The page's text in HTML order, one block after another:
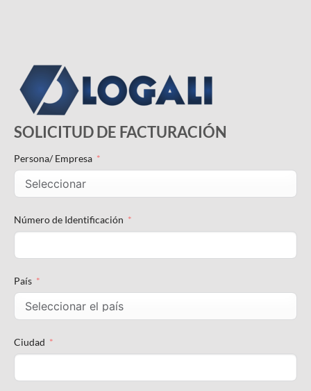
SOLICITUD DE FACTURACIÓN
Persona/ Empresa
Número de Identificación
País
Ciudad